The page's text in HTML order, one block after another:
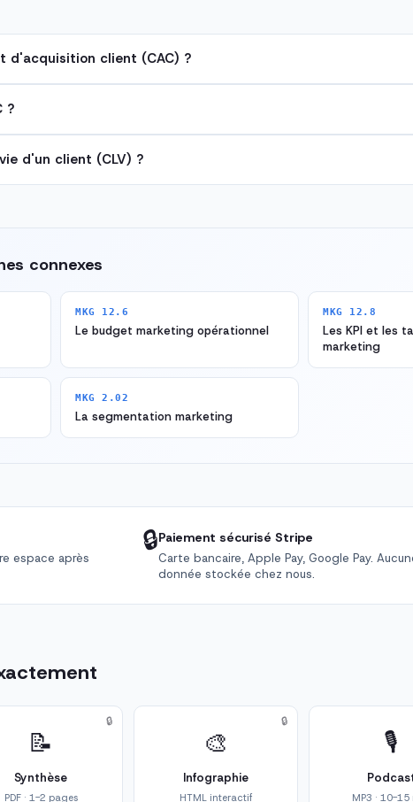
client (CAC) ?
?
d'un client (CLV) ?
connexes
MKG 12.6
Le budget marketing opérationnel
MKG 12.8
Les KPI et les
marketing
MKG 2.02
La segmentation marketing
espace après
🔒Paiement sécurisé Stripe
Carte bancaire, Apple Pay, Google Pay.
donnée stockée chez nous.
📝
Synthèse
PDF · 1-2 pages
🔒
🎨
Infographie
HTML interactif
🔒
🎙️
MP3 · 10-15